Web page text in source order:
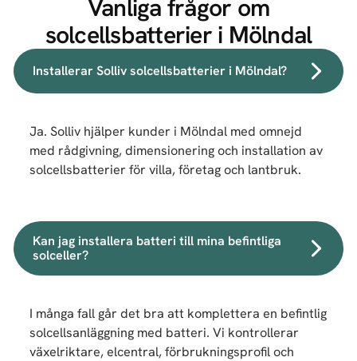
Vanliga frågor om
solcellsbatterier i Mölndal
Installerar Solliv solcellsbatterier i Mölndal?
Ja. Solliv hjälper kunder i Mölndal med omnejd
med rådgivning, dimensionering och installation av
solcellsbatterier för villa, företag och lantbruk.
Kan jag installera batteri till mina befintliga
solceller?
I många fall går det bra att komplettera en befintlig
solcellsanläggning med batteri. Vi kontrollerar
växelriktare, elcentral, förbrukningsprofil och